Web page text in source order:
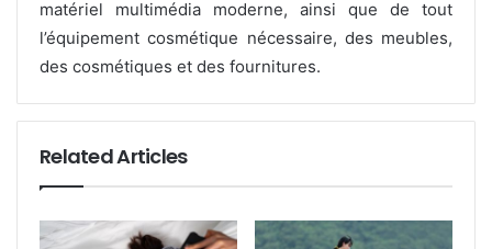
matériel multimédia moderne, ainsi que de tout
l’équipement cosmétique nécessaire, des meubles,
des cosmétiques et des fournitures.
Related Articles